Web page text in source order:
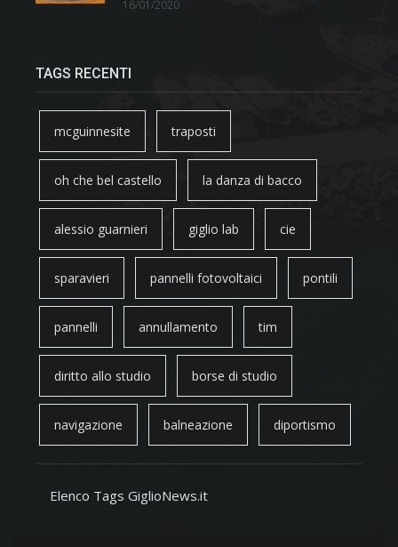
16/01/2020
TAGS RECENTI
mcguinnesite traposti
oh che bel castello la danza di bacco
alessio guarnieri giglio lab cie
sparavieri pannelli fotovoltaici pontili
pannelli annullamento tim
diritto allo studio borse di studio
navigazione balneazione diportismo
Elenco Tags GiglioNews.it